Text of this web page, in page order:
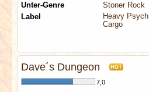
LINKS
Unter-Genre
Stoner Rock
Label
Heavy Psych
Cargo
Dave´s Dungeon HOT
7,0